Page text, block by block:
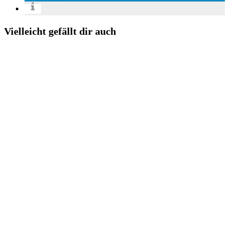
Vielleicht gefällt dir auch